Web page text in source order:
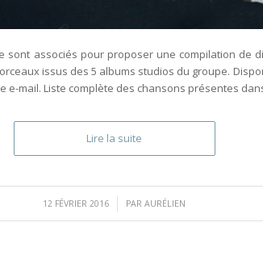
sont associés pour proposer une compilation de
issus des 5 albums studios du groupe.
e-mail. Liste complète des chansons présentes
Lire la suite
12 FÉVRIER 2016
/ PARAURÉLIEN